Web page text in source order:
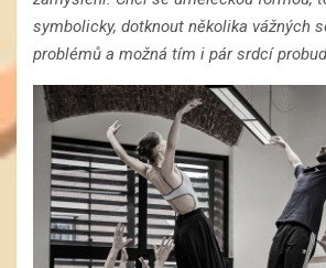
symbolicky, dotknout několika vážných
problémů a možná tím i pár srdcí